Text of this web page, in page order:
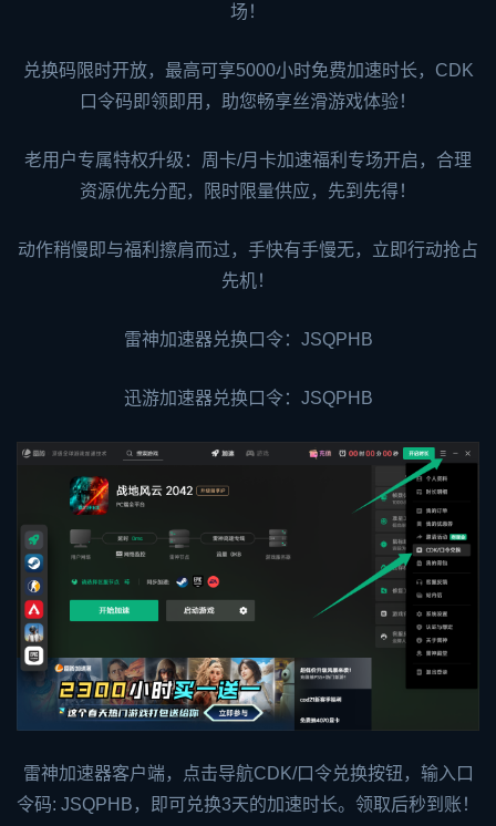
场！
兑换码限时开放，最高可享5000小时免费加速时长，CDK
口令码即领即用，助您畅享丝滑游戏体验！
老用户专属特权升级：周卡/月卡加速福利专场开启，合理
资源优先分配，限时限量供应，先到先得！
动作稍慢即与福利擦肩而过，手快有手慢无，立即行动抢占
先机！
雷神加速器兑换口令：JSQPHB
迅游加速器兑换口令：JSQPHB
雷神加速器客户端，点击导航CDK/口令兑换按钮，输入口
令码: JSQPHB，即可兑换3天的加速时长。领取后秒到账！